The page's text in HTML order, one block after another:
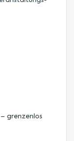
grenzenlos